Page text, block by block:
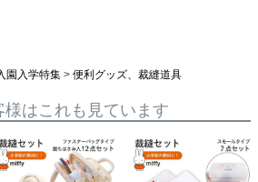
園入学特集 便利グッズ、裁縫道具
はこれも見ています